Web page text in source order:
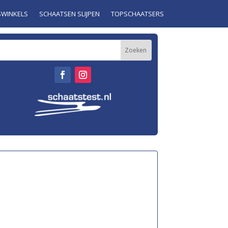
SCHAATSEN SLIJPEN TOPSCHAATSERS